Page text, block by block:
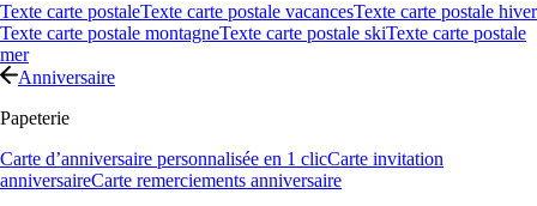
Texte carte postaleTexte carte postale vacancesTexte carte postale hiver
Texte carte postale montagneTexte carte postale skiTexte carte postale
mer
Anniversaire
Papeterie
Carte d’anniversaire personnalisée en 1 clicCarte invitation
anniversaireCarte remerciements anniversaire